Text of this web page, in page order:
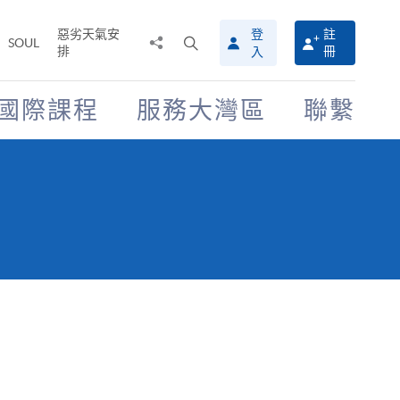
SOUL
惡劣天氣安
排
搜
尋
介
面
登
入
註
冊
際課程 服務大灣區 聯繫